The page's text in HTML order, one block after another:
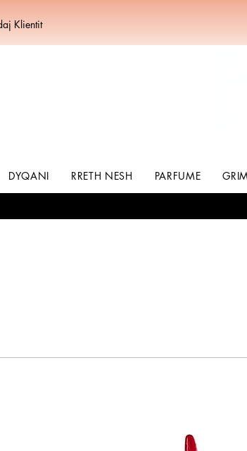
Klientit
DYQANI RRETH NESH PARFUME